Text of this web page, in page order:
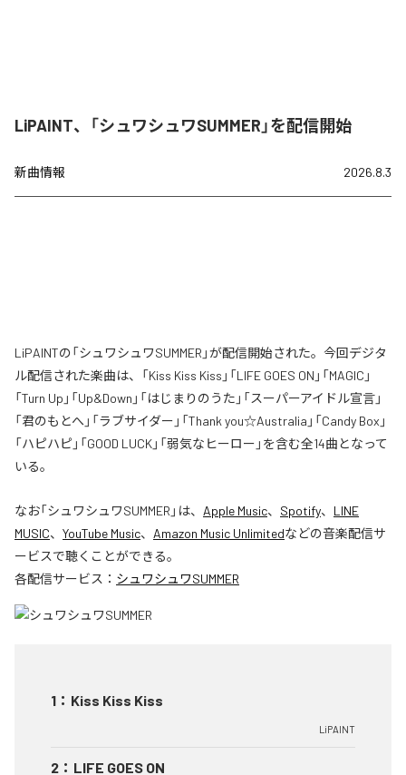
LiPAINT、「シュワシュワSUMMER」を配信開始
新曲情報 2026.8.3
LiPAINTの「シュワシュワSUMMER」が配信開始された。今回デジタ
ル配信された楽曲は、「Kiss Kiss Kiss」「LIFE GOES ON」「MAGIC」
「Turn Up」「Up&Down」「はじまりのうた」「スーパーアイドル宣言」
「君のもとへ」「ラブサイダー」「Thank you☆Australia」「Candy Box」
「ハピハピ」「GOOD LUCK」「弱気なヒーロー」を含む全14曲となって
いる。
なお「シュワシュワSUMMER 」は、 Apple Music、 Spotify、 LINE
MUSIC、 YouTube Music、 Amazon Music Unlimitedなどの音楽配信サ
ービスで聴くことができる。
各配信サービス： シュワシュワSUMMER
1 ： Kiss Kiss Kiss
LiPAINT
2 ： LIFE GOES ON